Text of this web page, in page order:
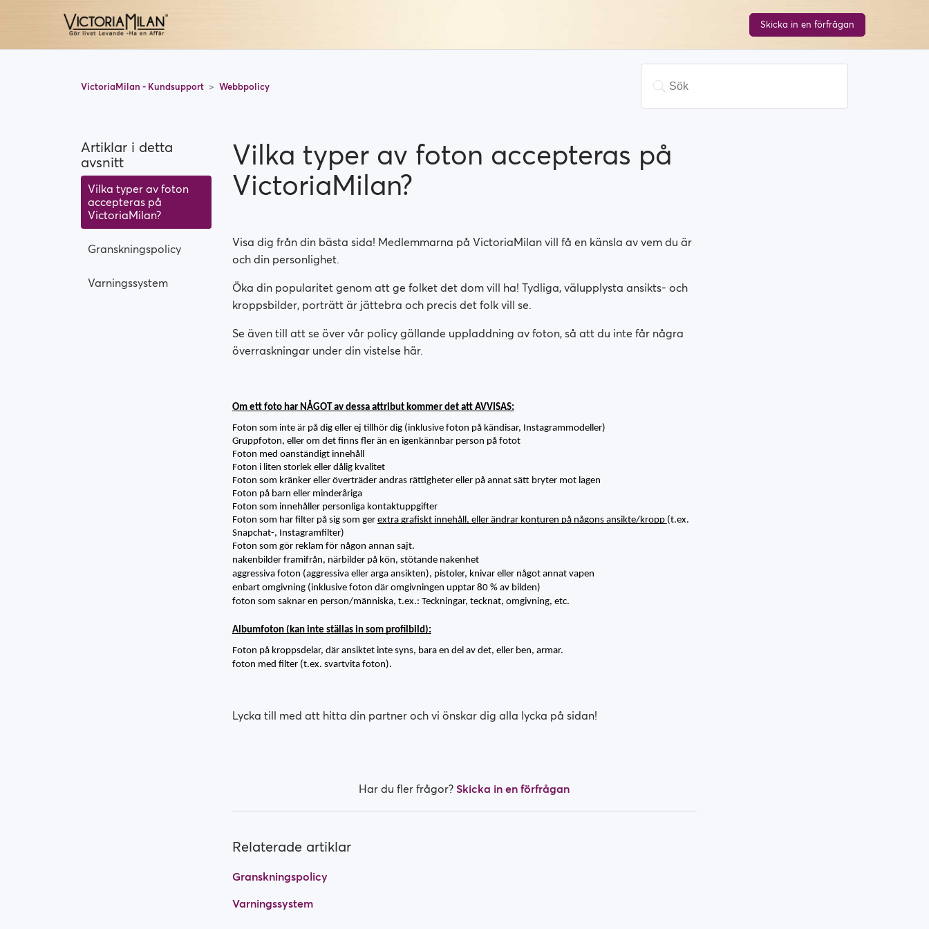
Skicka in en förfrågan
VictoriaMilan - Kundsupport Webbpolicy
Artiklar i detta
avsnitt
Vilka typer av foton
accepteras på
VictoriaMilan?
Granskningspolicy
Varningssystem
Vilka typer av foton accepteras på
VictoriaMilan?
Visa dig från din bästa sida! Medlemmarna på VictoriaMilan vill få en känsla av vem du är
och din personlighet.
Öka din popularitet genom att ge folket det dom vill ha! Tydliga, välupplysta ansikts- och
kroppsbilder, porträtt är jättebra och precis det folk vill se.
Se även till att se över vår policy gällande uppladdning av foton, så att du inte får några
överraskningar under din vistelse här.
Om ett foto har NÅGOT av dessa attribut kommer det att AVVISAS:
Foton som inte är på dig eller ej tillhör dig (inklusive foton på kändisar, Instagrammodeller)
Gruppfoton, eller om det finns fler än en igenkännbar person på fotot
Foton med oanständigt innehåll
Foton i liten storlek eller dålig kvalitet
Foton som kränker eller överträder andras rättigheter eller på annat sätt bryter mot lagen
Foton på barn eller minderåriga
Foton som innehåller personliga kontaktuppgifter
Foton som har filter på sig som ger extra grafiskt innehåll, eller ändrar konturen på någons ansikte/kropp (t.ex.
Snapchat-, Instagramfilter)
Foton som gör reklam för någon annan sajt.
nakenbilder framifrån, närbilder på kön, stötande nakenhet
aggressiva foton (aggressiva eller arga ansikten), pistoler, knivar eller något annat vapen
enbart omgivning (inklusive foton där omgivningen upptar 80 % av bilden)
foton som saknar en person/människa, t.ex.: Teckningar, tecknat, omgivning, etc.
Albumfoton (kan inte ställas in som profilbild):
Foton på kroppsdelar, där ansiktet inte syns, bara en del av det, eller ben, armar.
foton med filter (t.ex. svartvita foton).
Lycka till med att hitta din partner och vi önskar dig alla lycka på sidan!
Har du fler frågor?Skicka in en förfrågan
Relaterade artiklar
Granskningspolicy
Varningssystem